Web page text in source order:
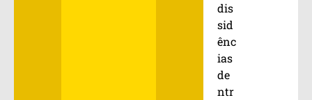
dis
sid
ênc
ias
de
ntr